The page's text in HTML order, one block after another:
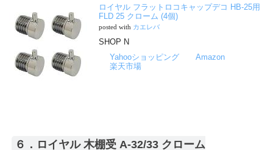
ロイヤル フラットロコキャップデコ HB-25用
FLD 25 クローム (4個)
posted with カエレバ
SHOP N
Yahooショッピング
Amazon
楽天市場
６．ロイヤル 木棚受 A-32/33 クローム